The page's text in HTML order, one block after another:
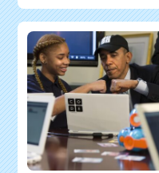
せんか？新潟市西区の保護者
プログラミング教室 「ワンダ
ーコー...